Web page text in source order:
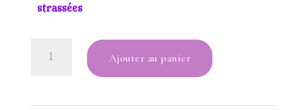
strassées
Bois
Ajouter au panier